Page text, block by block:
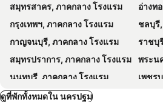
ป้อมพระสุเมรุ
สมุทรสาคร, ภาคกลาง โรงแรม
อ่างท
กรุงเทพฯ, ภาคกลาง โรงแรม
ชลบุรี
กาญจนบุรี, ภาคกลาง โรงแรม
ราชบุ
สมุทรปราการ, ภาคกลาง โรงแรม
พระนค
นนทบุรี, ภาคกลาง โรงแรม
เพชร
พัทยา, ภาคตะวันออก โรงแรม
ดูที่พักทั้งหมดใน นครปฐม